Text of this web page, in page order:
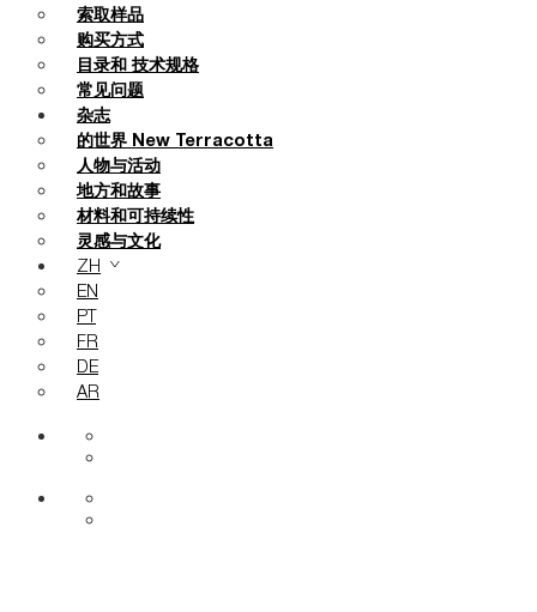
索取样品
购买方式
目录和 技术规格
常见问题
杂志
的世界 New Terracotta
人物与活动
地方和故事
材料和可持续性
灵感与文化
ZH
EN
PT
FR
DE
AR